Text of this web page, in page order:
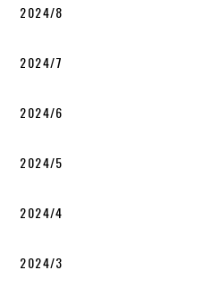
2024/8
2024/7
2024/6
2024/5
2024/4
2024/3